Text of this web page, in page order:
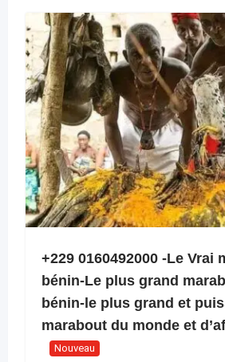
+229 0160492000 -Le Vrai
bénin-Le plus grand
bénin-le plus grand et
marabout du monde et
Nouveau